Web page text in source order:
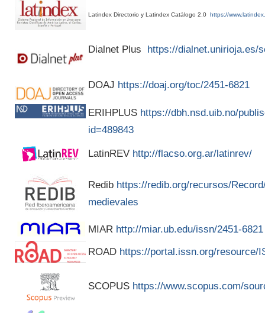
Latindex Directorio y Latindex Catálogo 2.0 https://
Dialnet Plus https://dialnet.unirioja.es/
DOAJ https://doaj.org/toc/2451-6821
ERIHPLUS https://dbh.nsd.uib.no/
id=489843
LatinREV http://flacso.org.ar/latinrev/
Redib https://redib.org/recursos/
medievales
MIAR http://miar.ub.edu/issn/2451-6821
ROAD https://portal.issn.org/resource/
SCOPUS https://www.scopus.com/